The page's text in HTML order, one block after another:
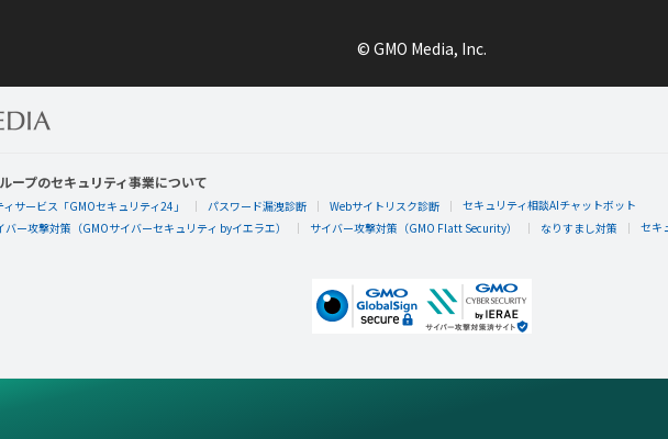
© GMO Media, Inc.
ープのセキュリティ事業について
サービス「GMOセキュリティ24」 パスワード漏洩診断 Webサイトリスク診断
セキュリティ相談AIチャットボット
バー攻撃対策（GMOサイバーセキュリティ byイエラエ） サイバー攻撃対策（GMO Flatt Security） なりすまし対策 セキ